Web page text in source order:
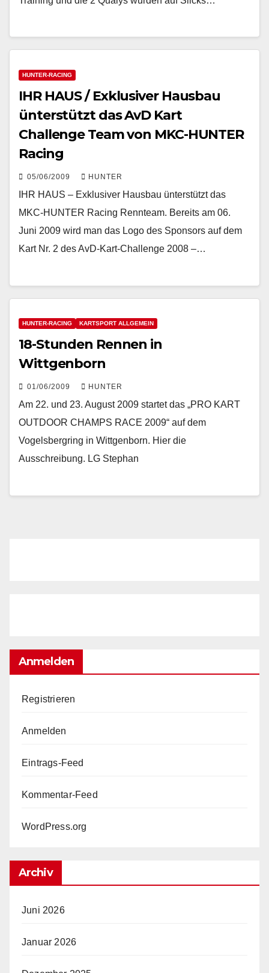
HUNTER-RACING
IHR HAUS / Exklusiver Hausbau
ünterstützt das AvD Kart
Challenge Team von MKC-HUNTER
Racing
05/06/2009 HUNTER
IHR HAUS – Exklusiver Hausbau ünterstützt das
MKC-HUNTER Racing Rennteam. Bereits am 06.
Juni 2009 wird man das Logo des Sponsors auf dem
Kart Nr. 2 des AvD-Kart-Challenge 2008 –…
HUNTER-RACING KARTSPORT ALLGEMEIN
18-Stunden Rennen in
Wittgenborn
01/06/2009 HUNTER
Am 22. und 23. August 2009 startet das „PRO KART
OUTDOOR CHAMPS RACE 2009“ auf dem
Vogelsbergring in Wittgenborn. Hier die
Ausschreibung. LG Stephan
Anmelden
Registrieren
Anmelden
Eintrags-Feed
Kommentar-Feed
WordPress.org
Archiv
Juni 2026
Januar 2026